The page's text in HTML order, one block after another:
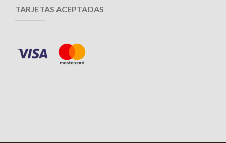
TARJETAS ACEPTADAS